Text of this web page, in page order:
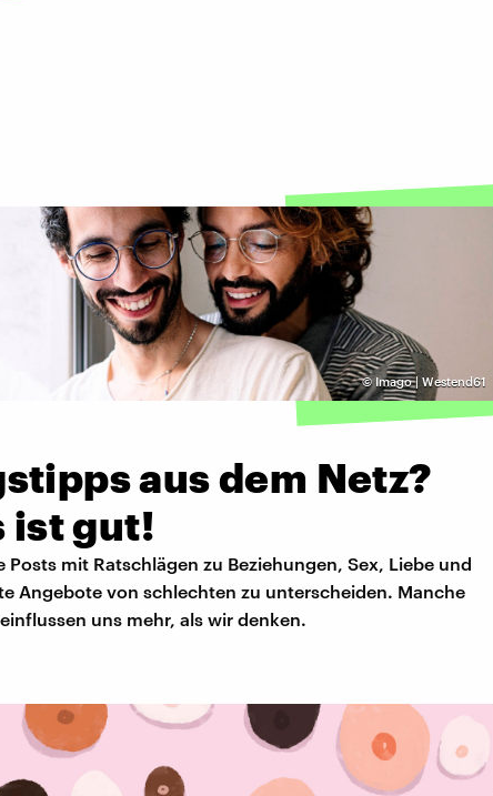
©Imago | Westend61
aus dem Netz?
ist gut!
Posts mit Ratschlägen zu Beziehungen, Sex, Liebe und
Angebote von schlechten zu unterscheiden. Manche
uns mehr, als wir denken.